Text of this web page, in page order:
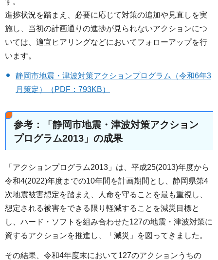
進捗状況を踏まえ、必要に応じて対策の追加や見直しを実
施し、当初の計画通りの進捗が見られないアクションにつ
いては、適宜ヒアリングなどにおいてフォローアップを行
います。
静岡市地震・津波対策アクションプログラム（令和6年3
月策定）（PDF：793KB）
参考：「静岡市地震・津波対策アクション
プログラム2013」の成果
「アクションプログラム2013」は、平成25(2013)年度から
令和4(2022)年度までの10年間を計画期間とし、静岡県第4
次地震被害想定を踏まえ、人命を守ることを最も重視し、
想定される被害をできる限り軽減することを減災目標と
し、ハード・ソフトを組み合わせた127の地震・津波対策に
資するアクションを推進し、「減災」を図ってきました。
その結果、令和4年度末において127のアクションうちの